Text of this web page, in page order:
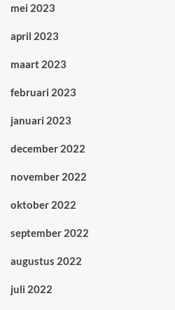
mei 2023
april 2023
maart 2023
februari 2023
januari 2023
december 2022
november 2022
oktober 2022
september 2022
augustus 2022
juli 2022